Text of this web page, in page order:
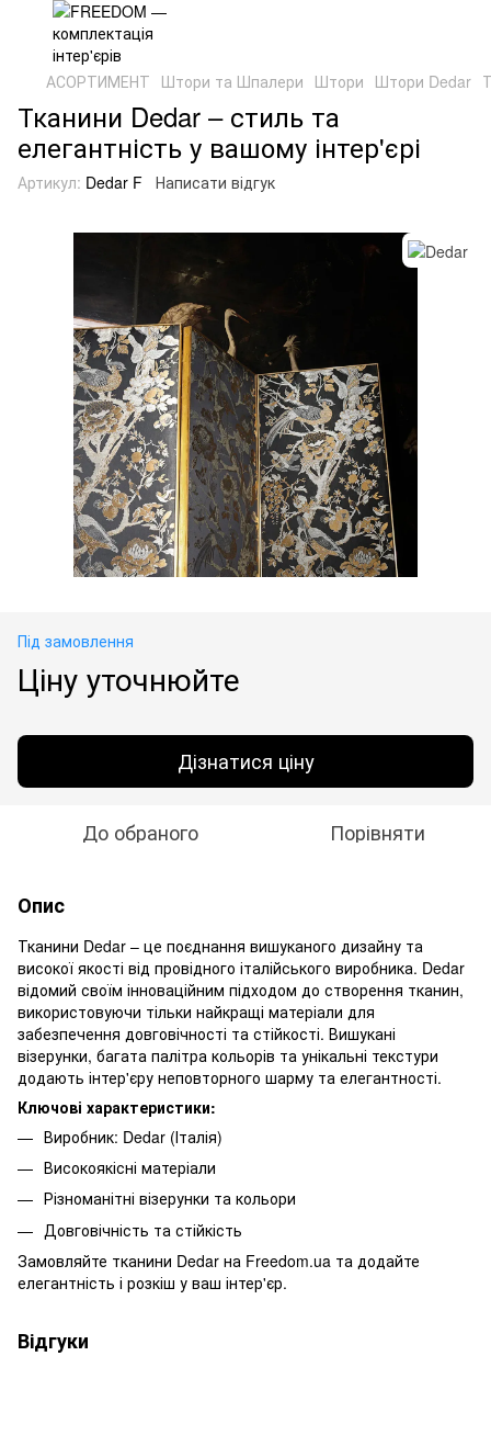
АСОРТИМЕНТ Штори та Шпалери Штори Штори Dedar
Тканини Dedar – стиль та
елегантність у вашому інтер'єрі
Артикул: Dedar F Написати відгук
Під замовлення
Ціну уточнюйте
Дізнатися ціну
До обраного Порівняти
Опис
Тканини Dedar – це поєднання вишуканого дизайну та
високої якості від провідного італійського виробника. Dedar
відомий своїм інноваційним підходом до створення тканин,
використовуючи тільки найкращі матеріали для
забезпечення довговічності та стійкості. Вишукані
візерунки, багата палітра кольорів та унікальні текстури
додають інтер'єру неповторного шарму та елегантності.
Ключові характеристики:
Виробник: Dedar (Італія)
Високоякісні матеріали
Різноманітні візерунки та кольори
Довговічність та стійкість
Замовляйте тканини Dedar на Freedom.ua та додайте
елегантність і розкіш у ваш інтер'єр.
Відгуки